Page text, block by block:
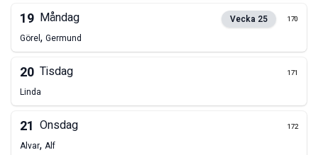
19 Måndag Vecka 25 170
Görel, Germund
20 Tisdag 171
Linda
21 Onsdag 172
Alvar, Alf